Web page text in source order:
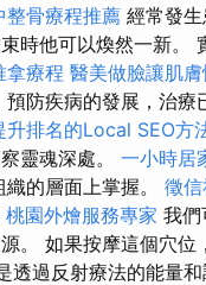
整骨療程推薦 經常發
時他可以煥然一新。
拿療程 醫美做臉讓肌
防疾病的發展，治療
升排名的Local SEO方
靈魂深處。 一小時居
的層面上掌握。 徵
桃園外燴服務專家 我們
。 如果按摩這個穴位
透過反射療法的能量和